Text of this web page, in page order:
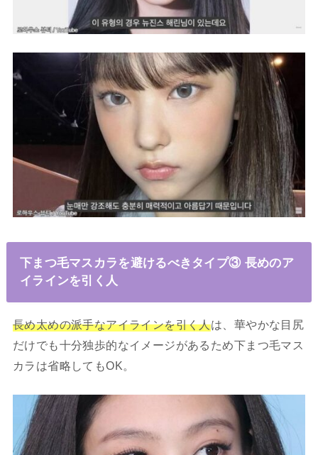
下まつ毛マスカラを避けるべきタイプ③ 長めのア
イラインを引く人
長め太めの派手なアイラインを引く人は、華やかな目尻
だけでも十分独歩的なイメージがあるため下まつ毛マス
カラは省略してもOK。